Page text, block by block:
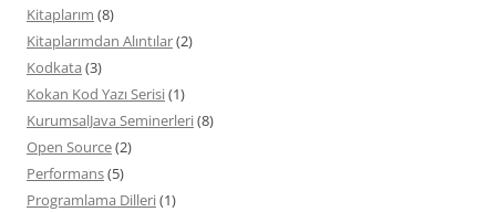
Kitaplarım (8)
Kitaplarımdan Alıntılar(2)
Kodkata (3)
Kokan Kod Yazı Serisi(1)
KurumsalJava Seminerleri(8)
Open Source(2)
Performans(5)
Programlama Dilleri(1)